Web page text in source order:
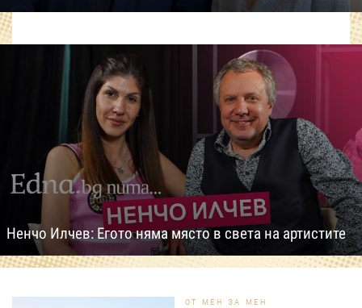
Ненчо Илчев: Егото няма място в света на артистите
ОТ МЕН ЗА МЕН